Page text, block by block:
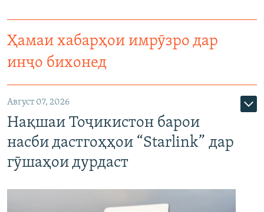
Ҳамаи хабарҳои имрӯзро дар
инҷо бихонед
Август 07, 2026
Нақшаи Тоҷикистон барои
насби дастгоҳҳои “Starlink” дар
гӯшаҳои дурдаст